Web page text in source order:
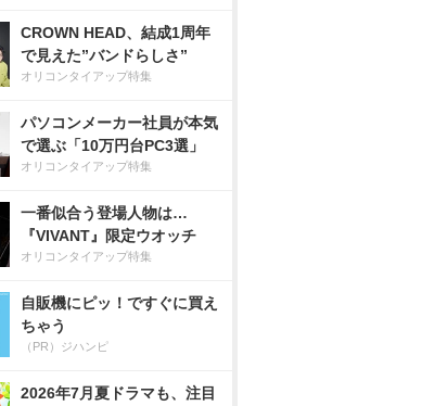
CROWN HEAD、結成1周年
で見えた”バンドらしさ”
オリコンタイアップ特集
パソコンメーカー社員が本気
で選ぶ「10万円台PC3選」
オリコンタイアップ特集
一番似合う登場人物は…
『VIVANT』限定ウオッチ
オリコンタイアップ特集
自販機にピッ！ですぐに買え
ちゃう
（PR）ジハンピ
2026年7月夏ドラマも、注目